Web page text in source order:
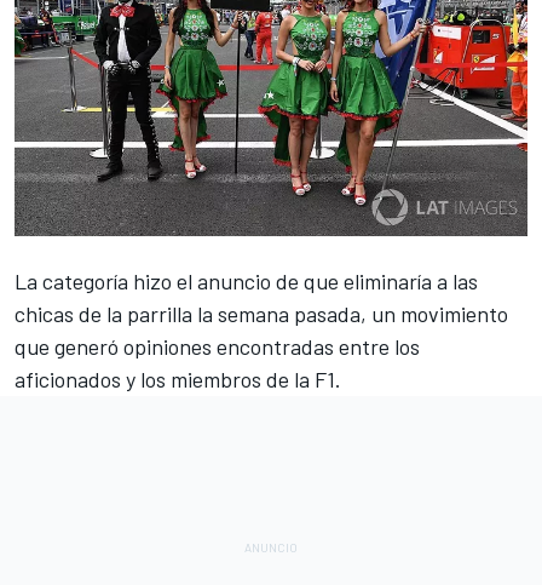
La categoría hizo el anuncio de que eliminaría a las
chicas de la parrilla la semana pasada, un movimiento
que generó opiniones encontradas entre los
aficionados y los miembros de la F1.